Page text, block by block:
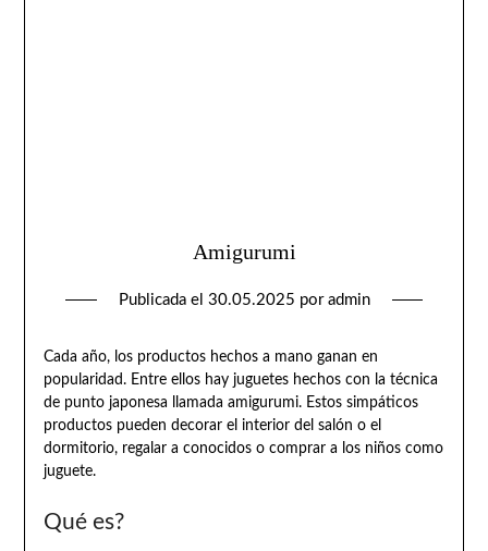
Amigurumi
Publicada el 30.05.2025 por admin
Cada año, los productos hechos a mano ganan en
popularidad. Entre ellos hay juguetes hechos con la técnica
de punto japonesa llamada amigurumi. Estos simpáticos
productos pueden decorar el interior del salón o el
dormitorio, regalar a conocidos o comprar a los niños como
juguete.
Qué es?